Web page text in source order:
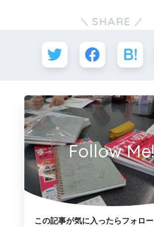
SHARE
Follow Me!
この記事が気に入ったらフォロ